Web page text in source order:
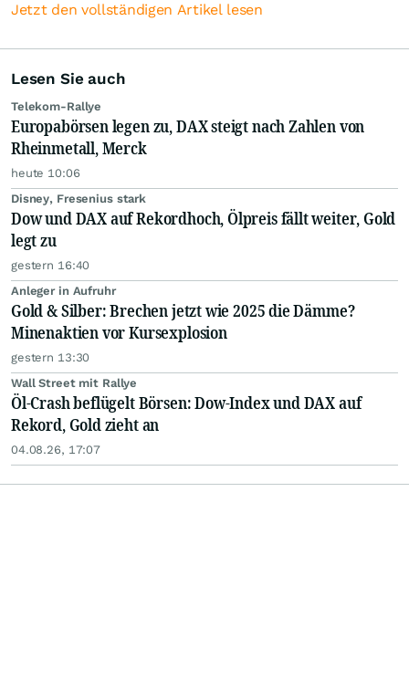
Jetzt den vollständigen Artikel lesen
Lesen Sie auch
Telekom-Rallye
Europabörsen legen zu, DAX steigt nach Zahlen von
Rheinmetall, Merck
heute 10:06
Disney, Fresenius stark
Dow und DAX auf Rekordhoch, Ölpreis fällt weiter, Gold
legt zu
gestern 16:40
Anleger in Aufruhr
Gold & Silber: Brechen jetzt wie 2025 die Dämme?
Minenaktien vor Kursexplosion
gestern 13:30
Wall Street mit Rallye
Öl-Crash beflügelt Börsen: Dow-Index und DAX auf
Rekord, Gold zieht an
04.08.26, 17:07